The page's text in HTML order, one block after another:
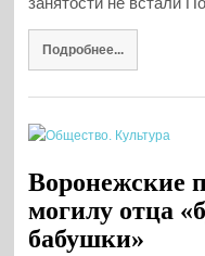
Подробнее...
Воронежские
могилу отца
бабушки»